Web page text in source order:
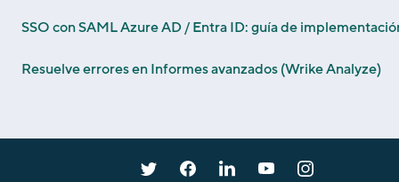
SSO con SAML Azure AD / Entra ID: guía de
Resuelve errores en Informes avanzados (Wrike Analyze)